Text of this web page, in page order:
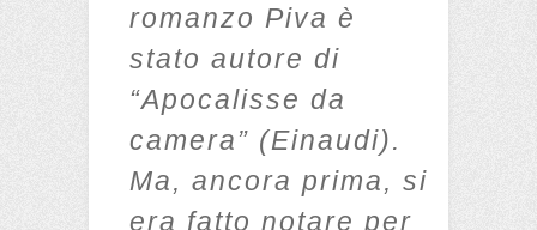
romanzo Piva è
stato autore di
“Apocalisse da
camera” (Einaudi).
Ma, ancora prima, si
era fatto notare per